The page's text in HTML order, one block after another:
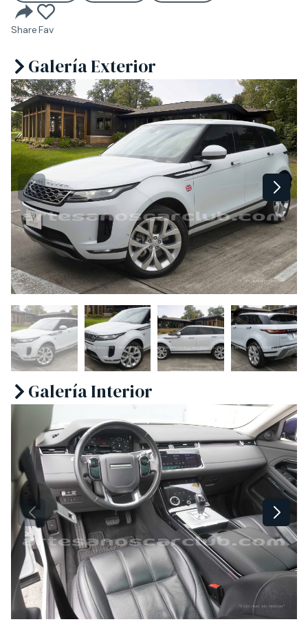
Galería Exterior
Galería Interior
ShareFav